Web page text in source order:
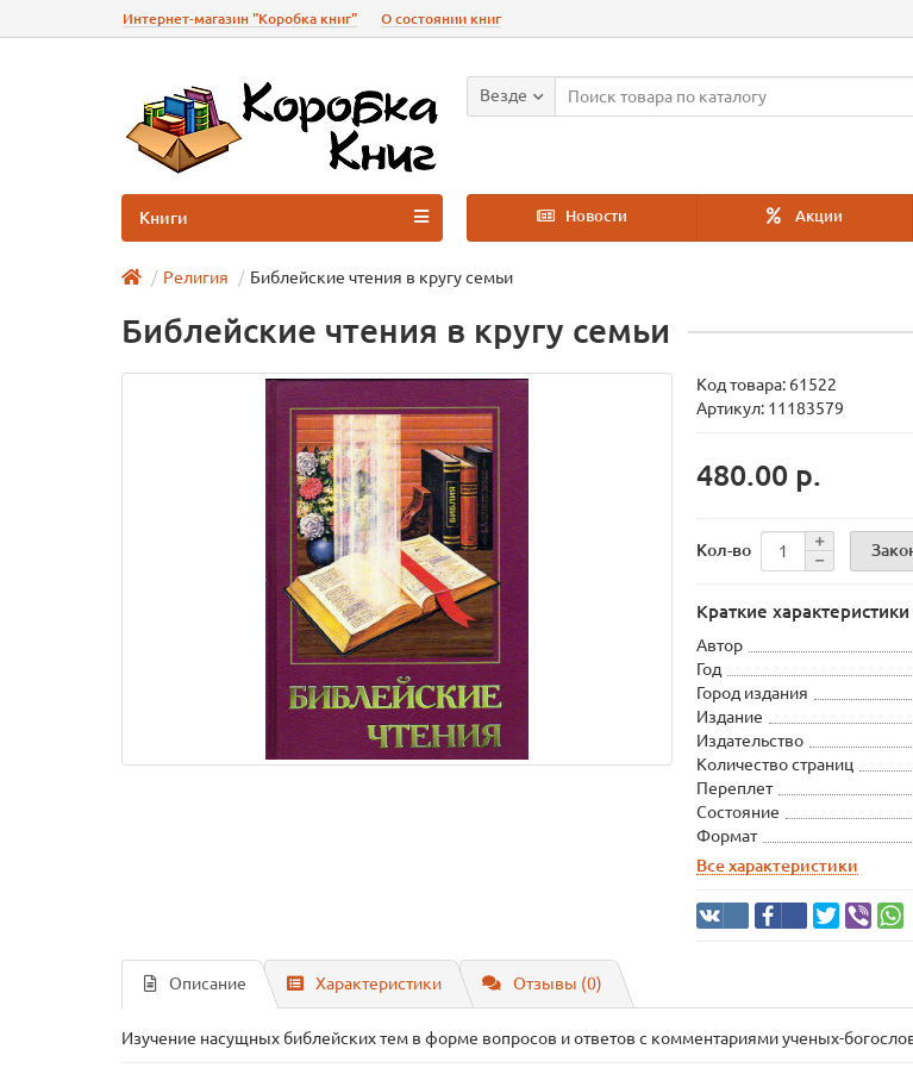
Интернет-магазин "Коробка книг" О состоянии книг
Везде
Новости Акции
Книги
Религия Библейские чтения в кругу семьи
Библейские чтения в кругу семьи
Код товара: 61522
Артикул: 11183579
480.00 р.
Кол-во
Краткие характеристики
Автор
Год
Город издания
Издание
Издательство
Количество страниц
Переплет
Состояние
Формат
Все характеристики
Описание Характеристики Отзывы (0)
Изучение насущных библейских тем в форме вопросов и ответов с комментариями ученых-